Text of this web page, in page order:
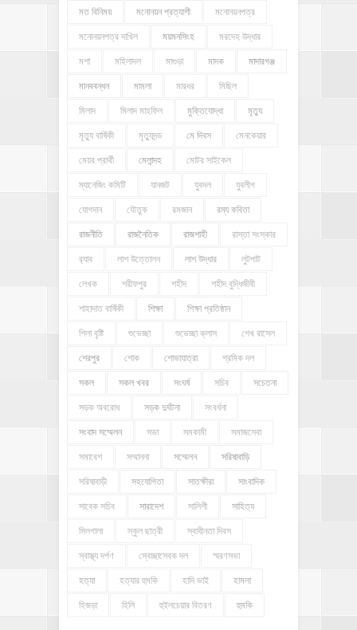
মত বিনিময় মনোনয়ন প্রত্যাশী মনোনয়নপত্র
মনোনয়নপত্র দাখিল ময়মনসিংহ মরদেহ উদ্ধার
মশা মহিলাদল মাগুড়া মাদক মাদারগঞ্জ
মানববন্ধন মামলা মারধর মিছিল
মিলাদ মিলাদ মাহফিল মুক্তিযোদ্ধা মৃত্যু
মৃত্যু বার্ষিকী মৃত্যুদন্ড মে দিবস মেনকেয়ার
মেয়র প্রার্থী মেলান্দহ মোটর সাইকেল
ম্যানেজিং কমিটি যানজট যুবদল যুবলীগ
যোগদান যৌতুক রমজান রম্য কবিতা
রাজনীতি রাজনৈতিক রাজশাহী রাস্তা সংস্কার
র‍্যাব লাশ উত্তোলন লাশ উদ্ধার লুটপাট
লেখক শরীফপুর শহীদ শহীদ বুদ্ধিজীবী
শাহাদাত বার্ষিকী শিক্ষা শিক্ষা প্রতিষ্ঠান
শিলা বৃষ্টি শুভেচ্ছা শুভেচ্ছা ক্লাস শেখ রাসেল
শেরপুর শোক শোভাযাত্রা শ্রমিক দল
সকল সকল খবর সংঘর্ষ সচিব সচেতনা
সড়ক অবরোধ সড়ক দুর্ঘটনা সংবর্ধনা
সংবাদ সম্মেলন সভা সমকামী সমাজসেবা
সমাবেশ সম্মাননা সম্মেলন সরিষাবাড়ি
সরিষাবাড়ী সহযোগিতা সাতক্ষীরা সাংবাদিক
সাবেক সচিব সারাদেশ সালিশী সাহিত্য
সিলগালা স্কুল ছাত্রী স্বাধীনতা দিবস
স্বাস্থ্য দর্পণ স্বেচ্ছাসেবক দল স্মরণসভা
হত্যা হত্যার হুমকি হাদি ভাই হামলা
হিজড়া হিলি হুইলচেয়ার বিতরণ হুমকি